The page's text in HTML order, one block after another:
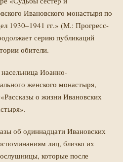
Ивановского монастыря по
1930–1941 гг.» (М.: Прогресс-
серию публикаций
обители.
Иоанно-
женского монастыря,
о жизни Ивановских
об одиннадцати Ивановских
лиц, близко их
которые после